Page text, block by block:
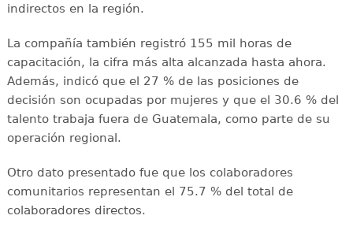
indirectos en la región.
La compañía también registró 155 mil horas de
capacitación, la cifra más alta alcanzada hasta ahora.
Además, indicó que el 27 % de las posiciones de
decisión son ocupadas por mujeres y que el 30.6 % del
talento trabaja fuera de Guatemala, como parte de su
operación regional.
Otro dato presentado fue que los colaboradores
comunitarios representan el 75.7 % del total de
colaboradores directos.